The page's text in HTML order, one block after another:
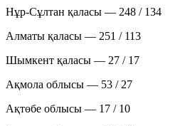
Нұр-Сұлтан қаласы — 248 / 134
Алматы қаласы — 251 / 113
Шымкент қаласы — 27 / 17
Ақмола облысы — 53 / 27
Ақтөбе облысы — 17 / 10